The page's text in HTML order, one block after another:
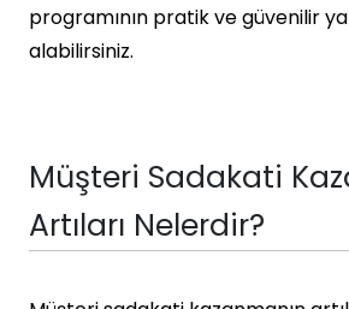
programının pratik ve güvenilir
alabilirsiniz.
Müşteri Sadakati
Artıları Nelerdir?